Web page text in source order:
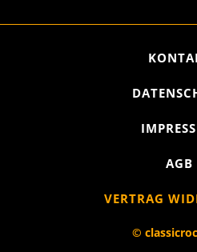
AGB
VERTRAG
©